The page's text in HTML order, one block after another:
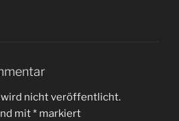
nicht veröffentlicht.
mit* markiert